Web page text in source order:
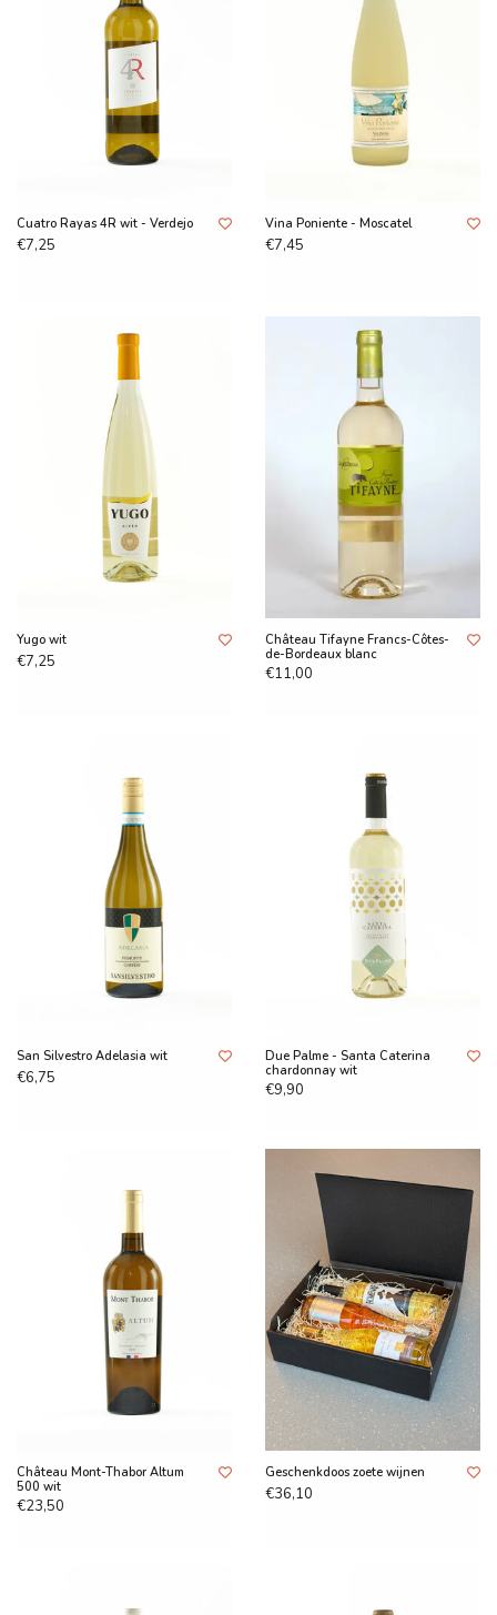
Cuatro Rayas 4R wit - Verdejo
€7,25
Vina Poniente - Moscatel
€7,45
Yugo wit
€7,25
Château Tifayne Francs-Côtes-
de-Bordeaux blanc
€11,00
San Silvestro Adelasia wit
€6,75
Due Palme - Santa Caterina
chardonnay wit
€9,90
Château Mont-Thabor Altum
500 wit
€23,50
Geschenkdoos zoete wijnen
€36,10